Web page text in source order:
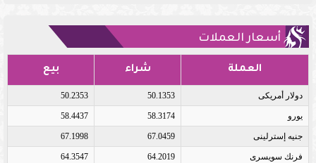
أسعار العملات
العملة شراء بيع
دولار أمريكى 50.1353
50.2353
يورو 58.3174
58.4437
جنيه إسترلينى 67.0459
67.1998
فرنك سويسرى 64.2019
64.3547